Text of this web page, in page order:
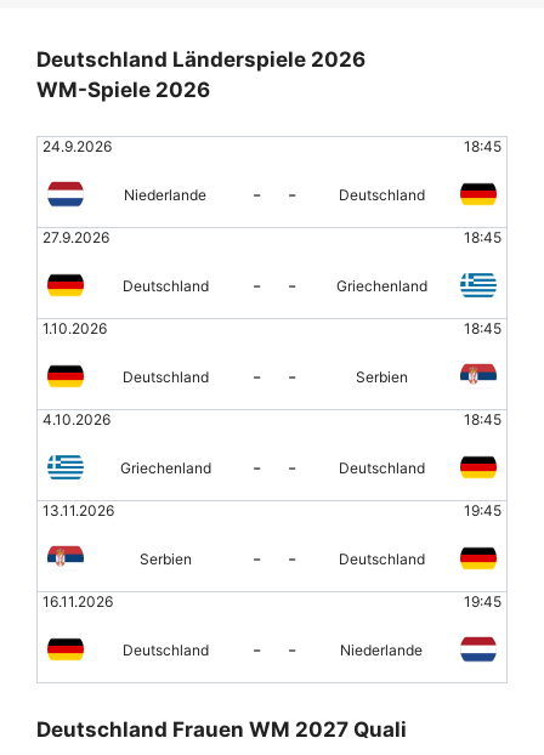
Deutschland Länderspiele 2026
WM-Spiele 2026
24.9.2026 18:45
Niederlande - - Deutschland
27.9.2026 18:45
Deutschland - - Griechenland
1.10.2026 18:45
Deutschland - - Serbien
4.10.2026 18:45
Griechenland - - Deutschland
13.11.2026 19:45
Serbien - - Deutschland
16.11.2026 19:45
Deutschland - - Niederlande
Deutschland Frauen WM 2027 Quali